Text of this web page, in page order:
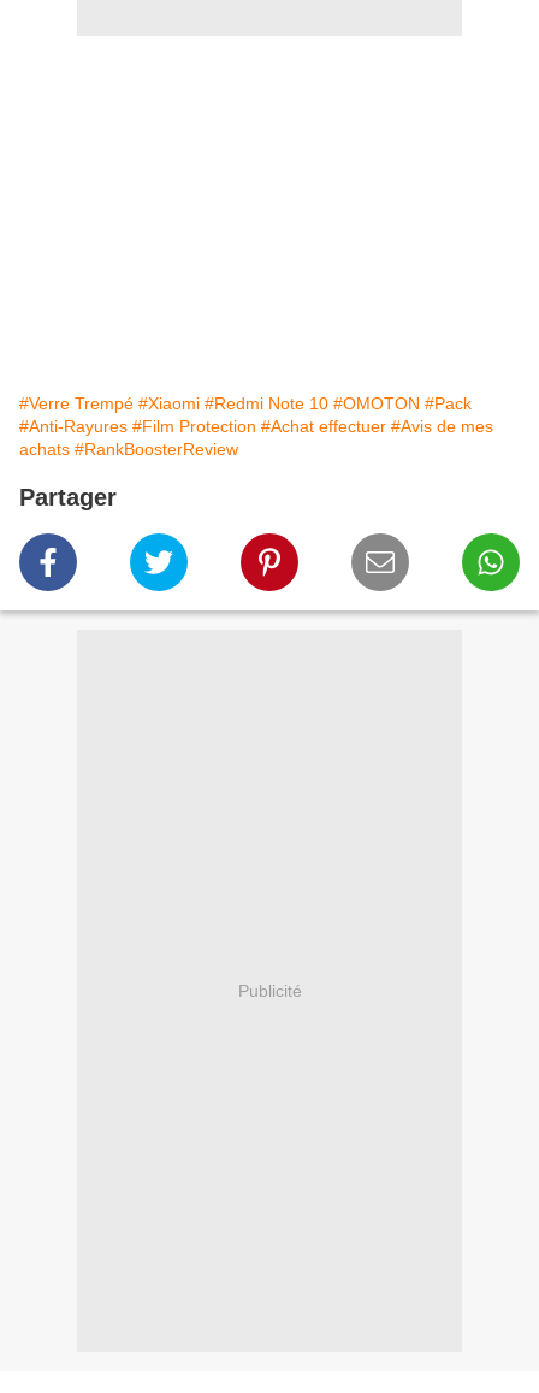
#Verre Trempé #Xiaomi #Redmi Note 10 #OMOTON #Pack
#Anti-Rayures #Film Protection #Achat effectuer #Avis de mes
achats #RankBoosterReview
Partager
Publicité